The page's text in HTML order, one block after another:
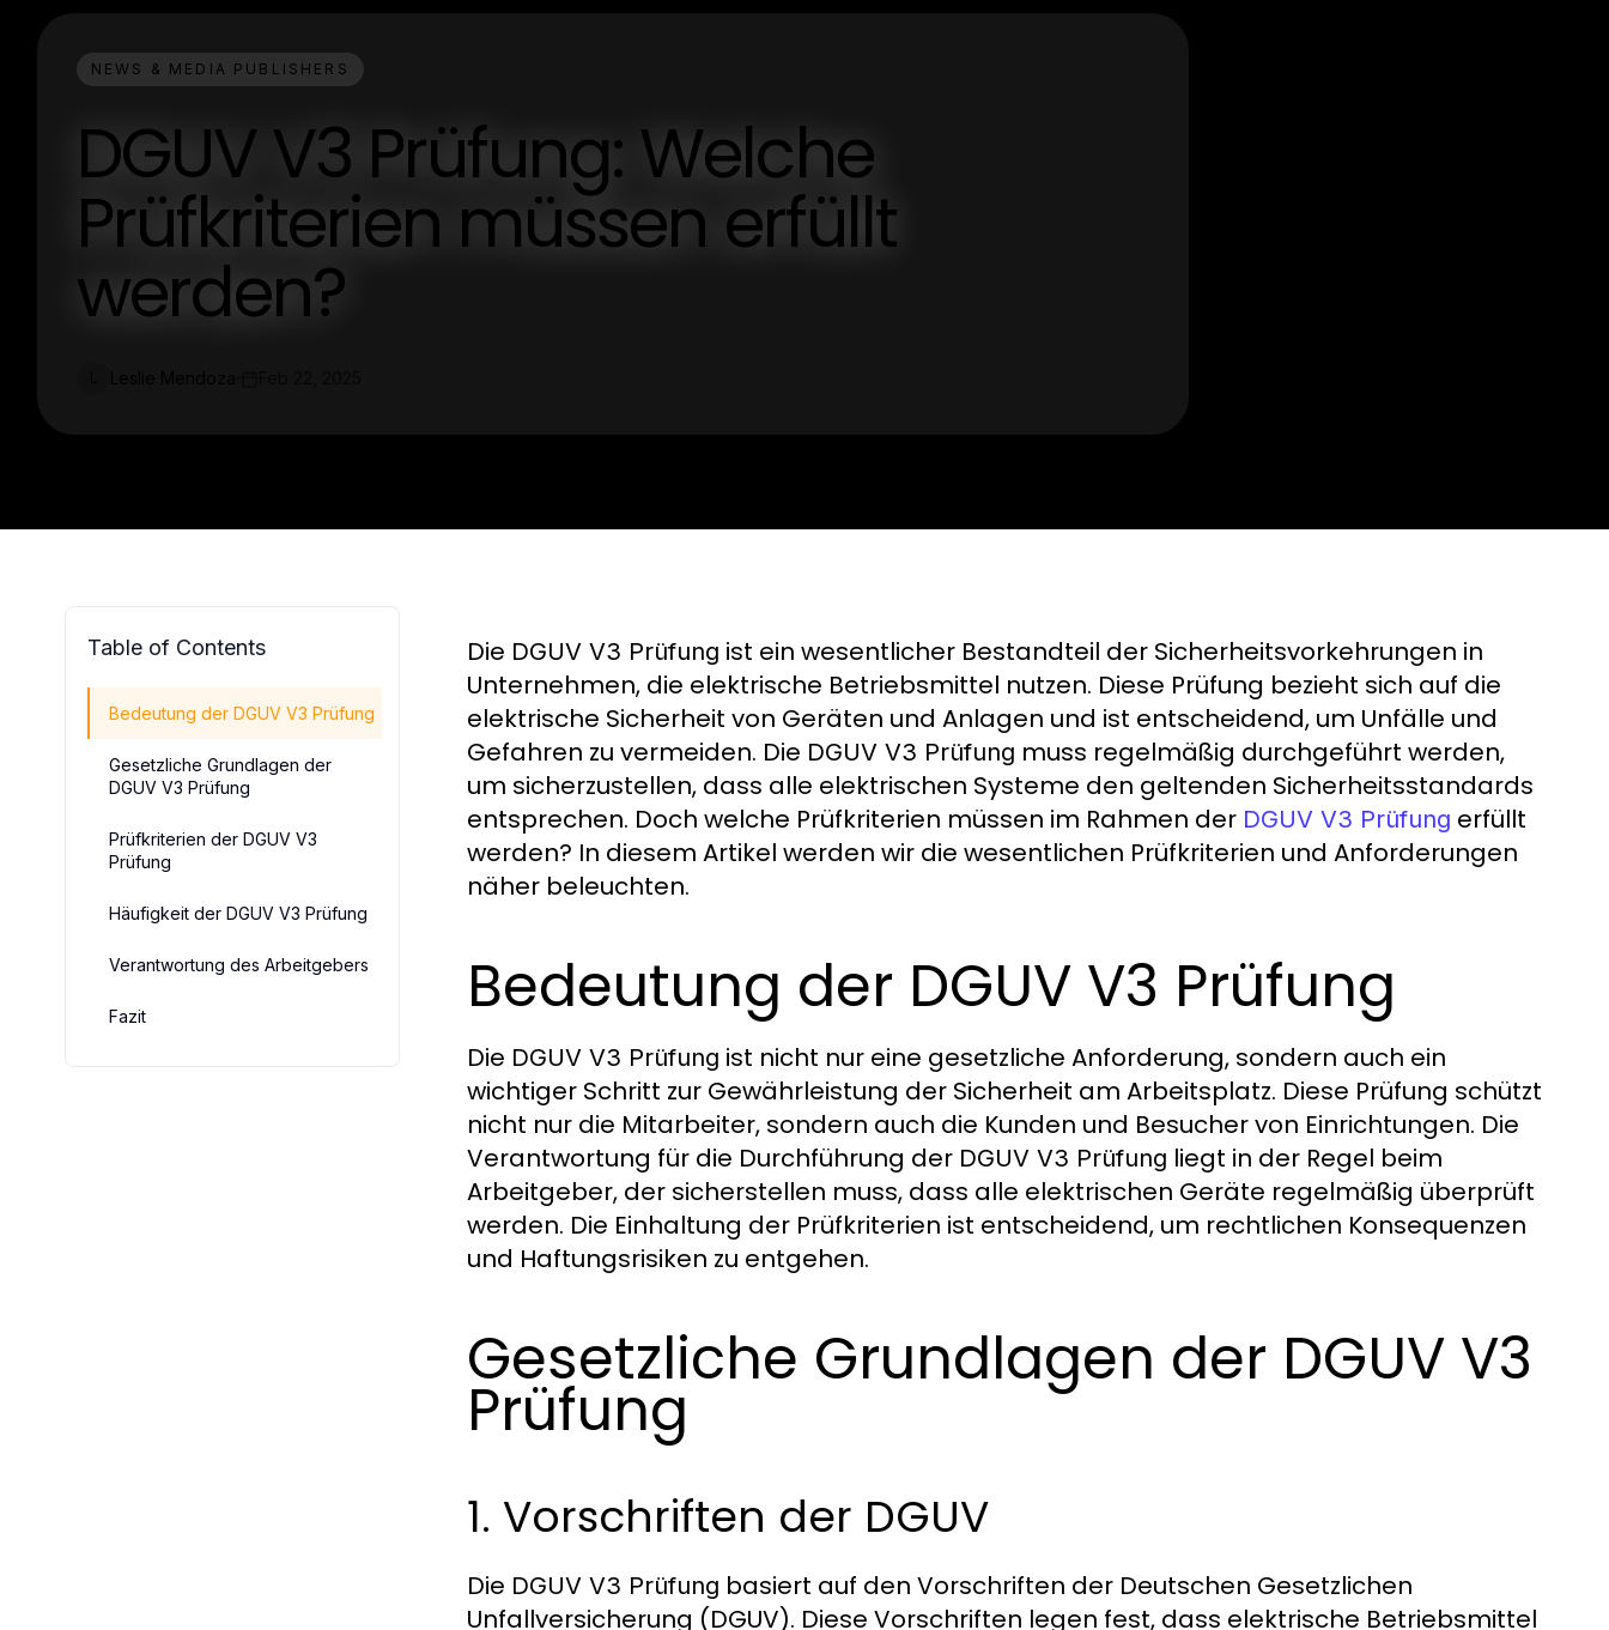
NEWS & MEDIA PUBLISHERS
DGUV V3 Prüfung: Welche
Prüfkriterien müssen erfüllt
werden?
Table of Contents
Bedeutung der DGUV V3 Prüfung
Gesetzliche Grundlagen der
DGUV V3 Prüfung
Prüfkriterien der DGUV V3
Prüfung
Häufigkeit der DGUV V3 Prüfung
Verantwortung des Arbeitgebers
Fazit
Die DGUV V3 Prüfung ist ein wesentlicher Bestandteil der Sicherheitsvorkehrungen in
Unternehmen, die elektrische Betriebsmittel nutzen. Diese Prüfung bezieht sich auf die
elektrische Sicherheit von Geräten und Anlagen und ist entscheidend, um Unfälle und
Gefahren zu vermeiden. Die DGUV V3 Prüfung muss regelmäßig durchgeführt werden,
um sicherzustellen, dass alle elektrischen Systeme den geltenden Sicherheitsstandards
entsprechen. Doch welche Prüfkriterien müssen im Rahmen der DGUV V3 Prüfung erfüllt
werden? In diesem Artikel werden wir die wesentlichen Prüfkriterien und Anforderungen
näher beleuchten.
Bedeutung der DGUV V3 Prüfung
Die DGUV V3 Prüfung ist nicht nur eine gesetzliche Anforderung, sondern auch ein
wichtiger Schritt zur Gewährleistung der Sicherheit am Arbeitsplatz. Diese Prüfung schützt
nicht nur die Mitarbeiter, sondern auch die Kunden und Besucher von Einrichtungen. Die
Verantwortung für die Durchführung der DGUV V3 Prüfung liegt in der Regel beim
Arbeitgeber, der sicherstellen muss, dass alle elektrischen Geräte regelmäßig überprüft
werden. Die Einhaltung der Prüfkriterien ist entscheidend, um rechtlichen Konsequenzen
und Haftungsrisiken zu entgehen.
Gesetzliche Grundlagen der DGUV V3
Prüfung
1. Vorschriften der DGUV
Die DGUV V3 Prüfung basiert auf den Vorschriften der Deutschen Gesetzlichen
Unfallversicherung (DGUV). Diese Vorschriften legen fest, dass elektrische Betriebsmittel